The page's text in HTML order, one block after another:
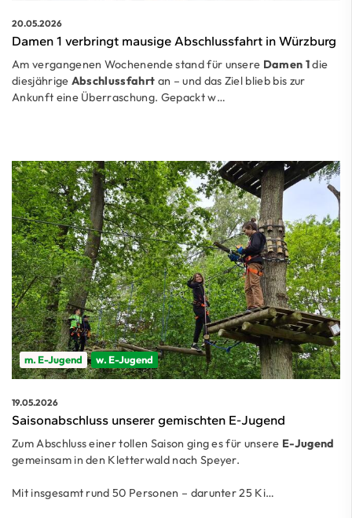
20.05.2026
Damen 1 verbringt mausige Abschlussfahrt in Würzburg
Am vergangenen Wochenende stand für unsere Damen 1die
diesjährige Abschlussfahrt an – und das Ziel blieb bis zur
Ankunft eine Überraschung. Gepackt w…
m. E-Jugend w. E-Jugend
19.05.2026
Saisonabschluss unserer gemischten E-Jugend
Zum Abschluss einer tollen Saison ging es für unsere E-Jugend
gemeinsam in den Kletterwald nach Speyer.
Mit insgesamt rund 50 Personen – darunter 25 Ki…